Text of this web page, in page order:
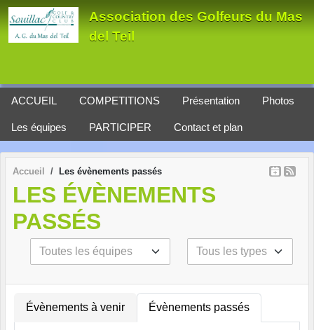
Association des Golfeurs du Mas
del Teil
ACCUEIL COMPETITIONS Présentation Photos
Les équipes PARTICIPER Contact et plan
Accueil Les évènements passés
LES ÉVÈNEMENTS
PASSÉS
Évènements à venir Évènements passés
Panneau de gestion des cookies